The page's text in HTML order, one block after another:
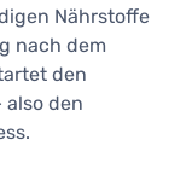
Nährstoffe
nach dem
den
den